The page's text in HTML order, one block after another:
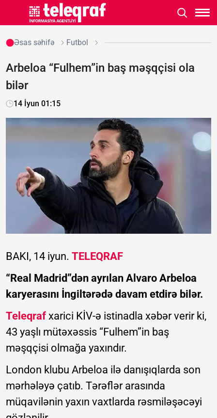
Əsas səhifə Futbol
Arbeloa “Fulhem”in baş məşqçisi ola
bilər
14 İyun 01:15
BAKI, 14 iyun. TELEQRAF
“Real Madrid”dən ayrılan Alvaro Arbeloa
karyerasını İngiltərədə davam etdirə bilər.
Teleqraf xarici KİV-ə istinadla xəbər verir ki,
43 yaşlı mütəxəssis “Fulhem”in baş
məşqçisi olmağa yaxındır.
London klubu Arbeloa ilə danışıqlarda son
mərhələyə çatıb. Tərəflər arasında
müqavilənin yaxın vaxtlarda rəsmiləşəcəyi